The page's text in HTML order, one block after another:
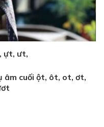
ựt, ưt,
âm cuối ột, ôt, ot, ơt,